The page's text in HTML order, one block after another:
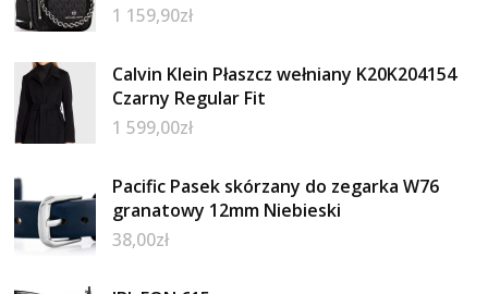
1 159,90zł
Calvin Klein Płaszcz wełniany K20K204154
Czarny Regular Fit
1 599,00zł
Pacific Pasek skórzany do zegarka W76
granatowy 12mm Niebieski
38,00zł